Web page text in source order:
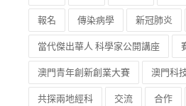
報名 傳染病學 新冠肺炎
當代傑出華人 科學家公開講座
澳門青年創新創業大賽 澳門科
共探兩地經科 交流 合作